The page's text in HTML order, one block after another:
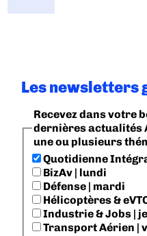
Les newsletters
Recevez dans votre
dernières actualités
une ou plusieurs
Quotidienne
BizAv | lundi
Défense | mardi
Hélicoptères &
Industrie & Jobs |
Transport Aérien |